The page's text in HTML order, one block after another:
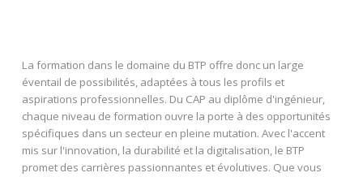
La formation dans le domaine du BTP offre donc un large
éventail de possibilités, adaptées à tous les profils et
aspirations professionnelles. Du CAP au diplôme d'ingénieur,
chaque niveau de formation ouvre la porte à des opportunités
spécifiques dans un secteur en pleine mutation. Avec l'accent
mis sur l'innovation, la durabilité et la digitalisation, le BTP
promet des carrières passionnantes et évolutives. Que vous